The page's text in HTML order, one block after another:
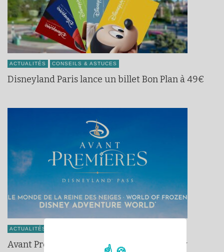
ACTUALITÉS CONSEILS & ASTUCES
Disneyland Paris lance un billet Bon Plan à 49€
ACTUALITÉS
Avant Premières World of Frozen et Disney